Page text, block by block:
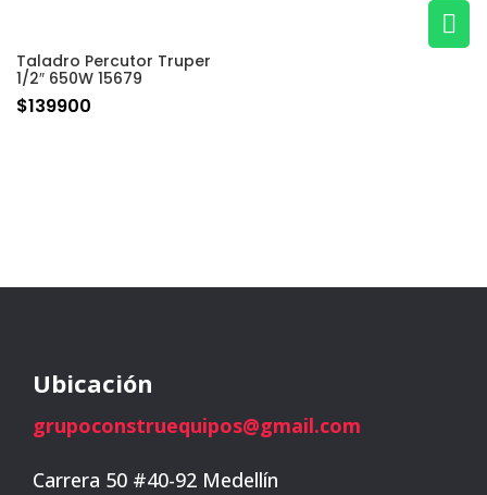

Taladro Percutor Truper
1/2″ 650W 15679
$139900
Ubicación
grupoconstruequipos@gmail.com
Carrera 50 #40-92 Medellín